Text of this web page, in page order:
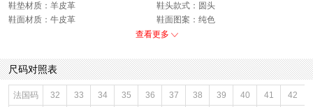
鞋垫材质：羊皮革
鞋头款式：圆头
鞋面材质：牛皮革
鞋面图案：纯色
适用人群：女子
鞋面内里材质：织物
性别：女子
皮质特征：牛皮革
上市时间：2026年秋季
鞋底材质：橡胶
参考鞋宽(女)：8CM
里料材质：织物
色系：红色
查看更多
尺码对照表
法国码 32 33 34 35 36 37 38 39 40 41 42